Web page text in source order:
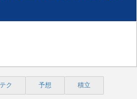
テク 予想 積立